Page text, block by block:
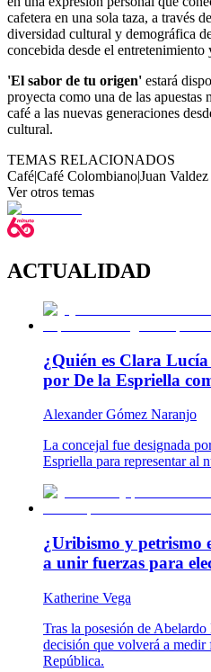
cafetera en una sola taza, a través
diversidad cultural y demográfica
concebida desde el
'El sabor de tu origen' estará
proyecta como una de las apuestas
café a las nuevas generaciones
cultural.
TEMAS RELACIONADOS
Café|Café Colombiano|Juan Valdez
Ver otros temas
ACTUALIDAD
¿Quién es Clara
por De la Espriella
Alexander Gómez Naranjo
La concejal fue designada
Espriella para representar al
¿Uribismo y petrismo
a unir fuerzas para
Katherine Vega
Tras la posesión de
decisión que volverá a medir
República.